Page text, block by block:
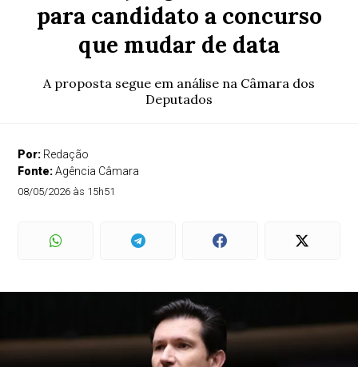
para candidato a concurso
que mudar de data
A proposta segue em análise na Câmara dos
Deputados
Por: Redação
Fonte:Agência Câmara
08/05/2026 às 15h51